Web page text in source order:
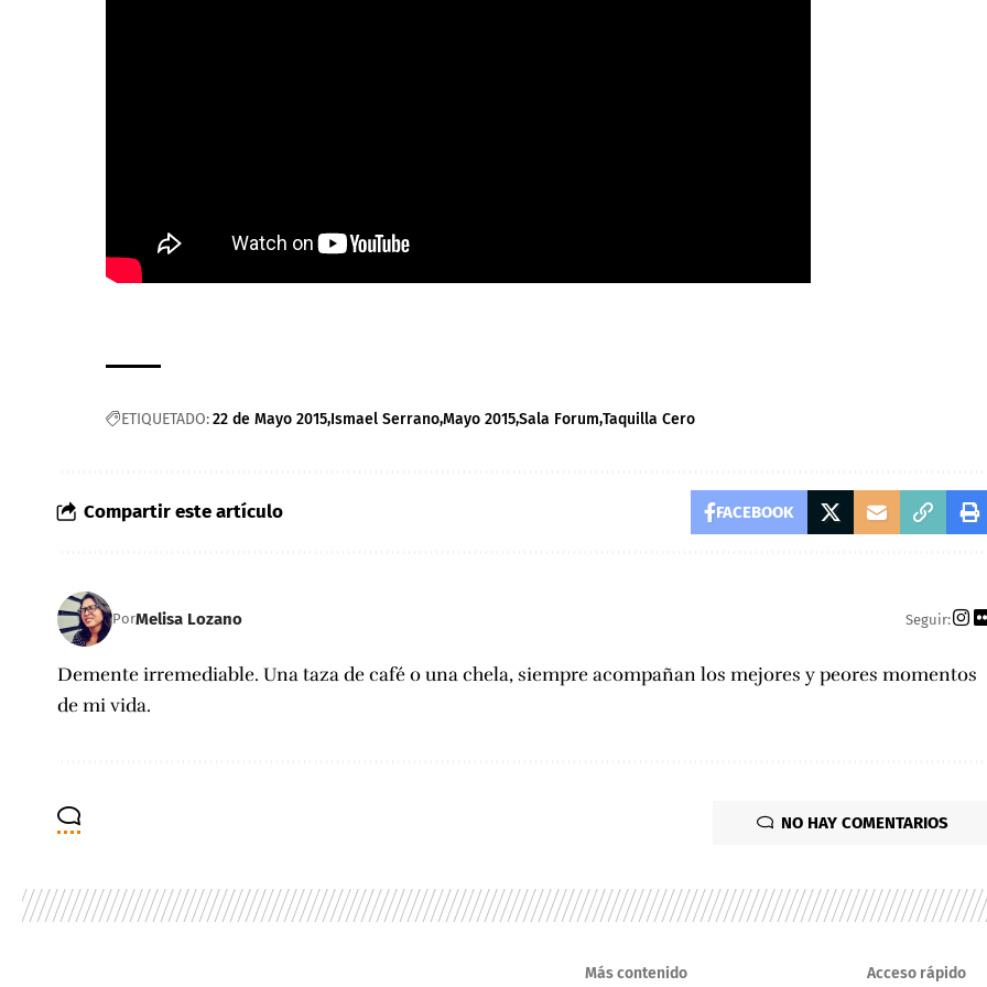
ETIQUETADO:22 de Mayo 2015 Ismael SerranoMayo 2015Sala ForumTaquilla Cero
Compartir este artículo FACEBOOK
PorMelisa Lozano Seguir:
Demente irremediable. Una taza de café o una chela, siempre acompañan los mejores y peores momentos
de mi vida.
NO HAY COMENTARIOS
Más contenido Acceso rápido